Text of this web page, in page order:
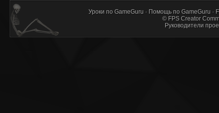
Уроки по GameGuru · Помощь по GameGuru ·
© FPS Creator
Руководители